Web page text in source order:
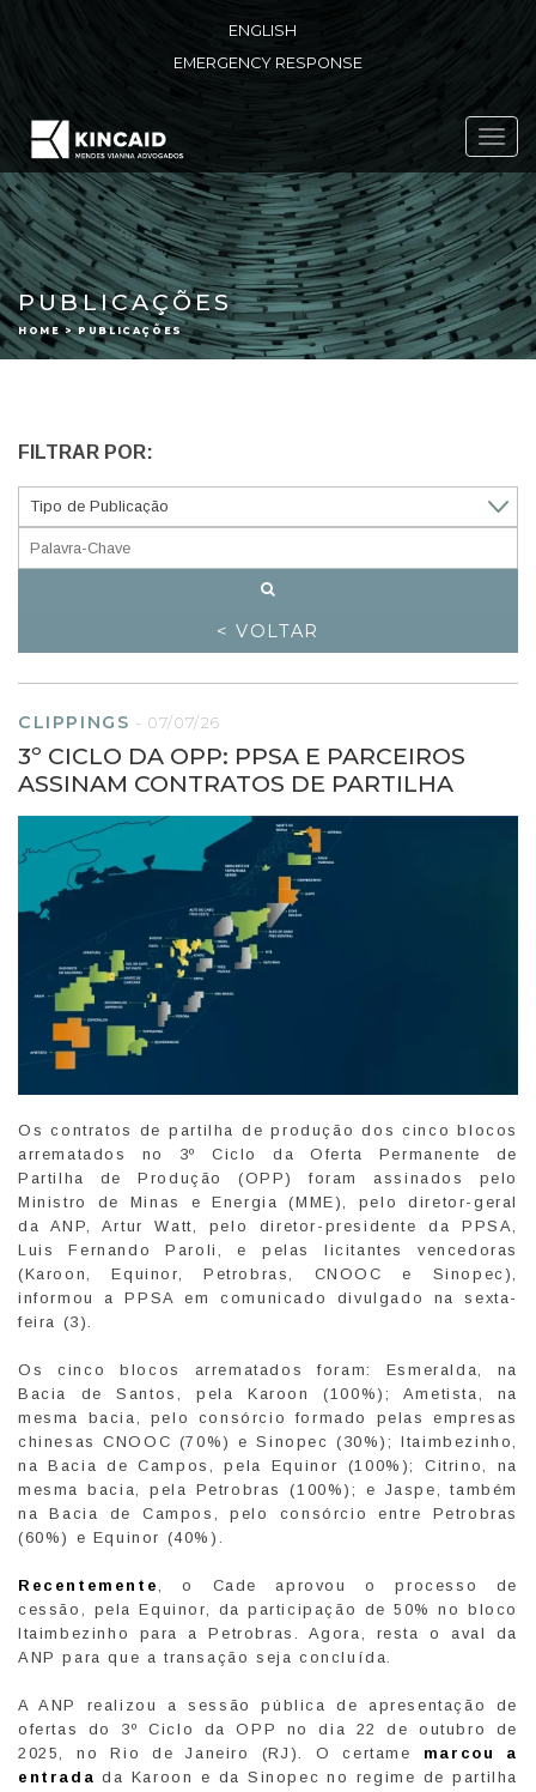
ENGLISH
EMERGENCY RESPONSE
PUBLICAÇÕES
HOME > PUBLICAÇÕES
FILTRAR POR:
< VOLTAR
CLIPPINGS -07/07/26
3º CICLO DA OPP: PPSA E PARCEIROS
ASSINAM CONTRATOS DE PARTILHA
Os contratos de partilha de produção dos cinco blocos
arrematados no 3º Ciclo da Oferta Permanente de
Partilha de Produção (OPP) foram assinados pelo
Ministro de Minas e Energia (MME), pelo diretor-geral
da ANP, Artur Watt, pelo diretor-presidente da PPSA,
Luis Fernando Paroli, e pelas licitantes vencedoras
(Karoon, Equinor, Petrobras, CNOOC e Sinopec),
informou a PPSA em comunicado divulgado na sexta-
feira (3).
Os cinco blocos arrematados foram: Esmeralda, na
Bacia de Santos, pela Karoon (100%); Ametista, na
mesma bacia, pelo consórcio formado pelas empresas
chinesas CNOOC (70%) e Sinopec (30%); Itaimbezinho,
na Bacia de Campos, pela Equinor (100%); Citrino, na
mesma bacia, pela Petrobras (100%); e Jaspe, também
na Bacia de Campos, pelo consórcio entre Petrobras
(60%) e Equinor (40%).
Recentemente, o Cade aprovou o processo de
cessão, pela Equinor, da participação de 50% no bloco
Itaimbezinho para a Petrobras. Agora, resta o aval da
ANP para que a transação seja concluída.
A ANP realizou a sessão pública de apresentação de
ofertas do 3º Ciclo da OPP no dia 22 de outubro de
2025, no Rio de Janeiro (RJ). O certame marcou a
entrada da Karoon e da Sinopec no regime de partilha